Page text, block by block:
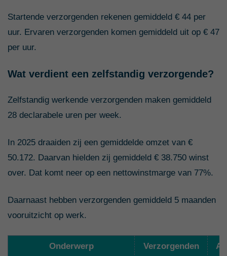
Startende verzorgenden rekenen gemiddeld € 44 per
uur. Ervaren verzorgenden komen gemiddeld uit op € 47
per uur.
Wat verdient een zelfstandig verzorgende?
Zelfstandig werkende verzorgenden maken gemiddeld
28 declarabele uren per week.
In 2025 draaiden zij een gemiddelde omzet van €
50.172. Daarvan hielden zij gemiddeld € 38.750 winst
over. Dat komt neer op een nettowinstmarge van 77%.
Daarnaast hebben verzorgenden gemiddeld 5 maanden
vooruitzicht op werk.
Onderwerp Verzorgenden